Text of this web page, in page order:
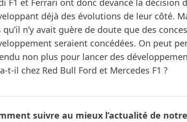
F1 et Ferrari ont donc devancé la décision
déjà des évolutions de leur côté.
qu’il n’y avait guère de doute que des
seraient concédées. On peut
non plus pour lancer des
t-il chez Red Bull Ford et Mercedes F1 ?
suivre au mieux l’actualité de